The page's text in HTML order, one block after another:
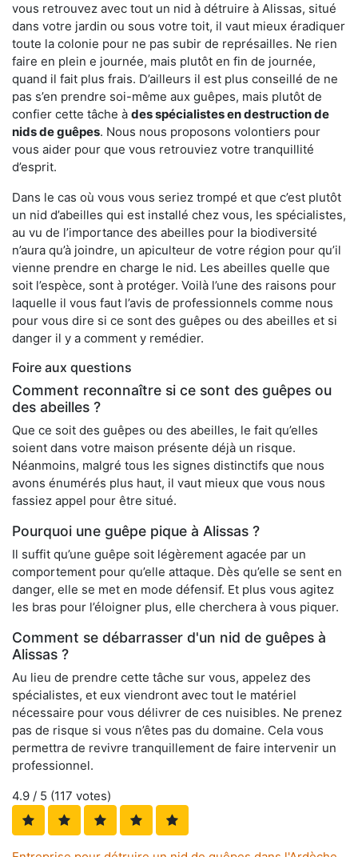
vous retrouvez avec tout un nid à détruire à Alissas, situé
dans votre jardin ou sous votre toit, il vaut mieux éradiquer
toute la colonie pour ne pas subir de représailles. Ne rien
faire en plein e journée, mais plutôt en fin de journée,
quand il fait plus frais. D’ailleurs il est plus conseillé de ne
pas s’en prendre soi-même aux guêpes, mais plutôt de
confier cette tâche à des spécialistes en destruction de
nids de guêpes. Nous nous proposons volontiers pour
vous aider pour que vous retrouviez votre tranquillité
d’esprit.
Dans le cas où vous vous seriez trompé et que c’est plutôt
un nid d’abeilles qui est installé chez vous, les spécialistes,
au vu de l’importance des abeilles pour la biodiversité
n’aura qu’à joindre, un apiculteur de votre région pour qu’il
vienne prendre en charge le nid. Les abeilles quelle que
soit l’espèce, sont à protéger. Voilà l’une des raisons pour
laquelle il vous faut l’avis de professionnels comme nous
pour vous dire si ce sont des guêpes ou des abeilles et si
danger il y a comment y remédier.
Foire aux questions
Comment reconnaître si ce sont des guêpes ou
des abeilles ?
Que ce soit des guêpes ou des abeilles, le fait qu’elles
soient dans votre maison présente déjà un risque.
Néanmoins, malgré tous les signes distinctifs que nous
avons énumérés plus haut, il vaut mieux que vous nous
fassiez appel pour être situé.
Pourquoi une guêpe pique à Alissas ?
Il suffit qu’une guêpe soit légèrement agacée par un
comportement pour qu’elle attaque. Dès qu’elle se sent en
danger, elle se met en mode défensif. Et plus vous agitez
les bras pour l’éloigner plus, elle cherchera à vous piquer.
Comment se débarrasser d'un nid de guêpes à
Alissas ?
Au lieu de prendre cette tâche sur vous, appelez des
spécialistes, et eux viendront avec tout le matériel
nécessaire pour vous délivrer de ces nuisibles. Ne prenez
pas de risque si vous n’êtes pas du domaine. Cela vous
permettra de revivre tranquillement de faire intervenir un
professionnel.
4.9 / 5 (117 votes)